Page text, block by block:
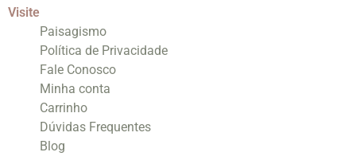
Visite
Paisagismo
Política de Privacidade
Fale Conosco
Minha conta
Carrinho
Dúvidas Frequentes
Blog